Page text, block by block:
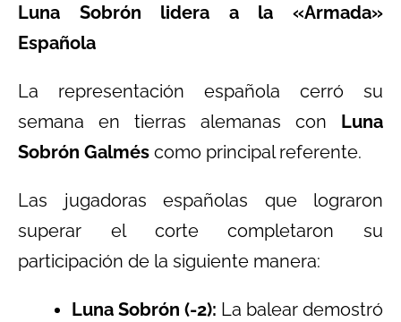
Luna Sobrón lidera a la «Armada»
Española
La representación española cerró su
semana en tierras alemanas con Luna
Sobrón Galmés como principal referente.
Las jugadoras españolas que lograron
superar el corte completaron su
participación de la siguiente manera:
Luna Sobrón (-2): La balear demostró